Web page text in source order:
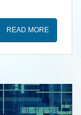
READ MORE